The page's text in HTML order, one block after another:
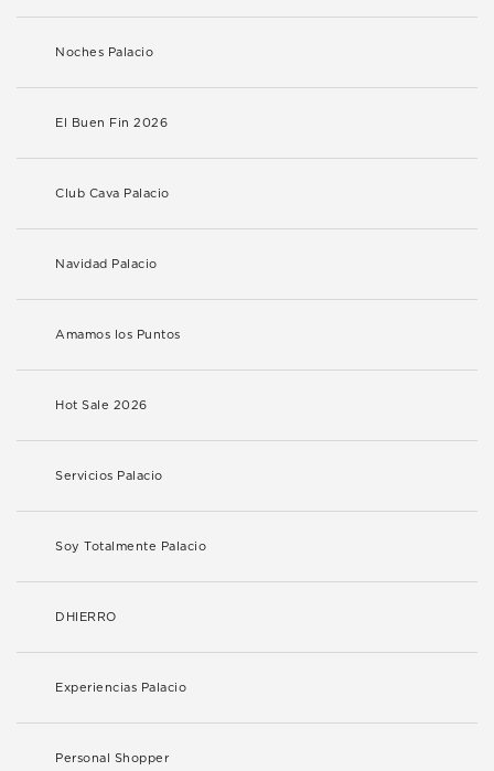
Noches Palacio
El Buen Fin 2026
Club Cava Palacio
Navidad Palacio
Amamos los Puntos
Hot Sale 2026
Servicios Palacio
Soy Totalmente Palacio
DHIERRO
Experiencias Palacio
Personal Shopper